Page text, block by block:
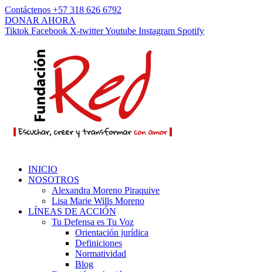
Contáctenos +57 318 626 6792
DONAR AHORA
Tiktok Facebook X-twitterYoutube Instagram Spotify
INICIO
NOSOTROS
Alexandra Moreno Piraquive
Lisa Marie Wills Moreno
LÍNEAS DE ACCIÓN
Tu Defensa es Tu Voz
Orientación jurídica
Definiciones
Normatividad
Blog